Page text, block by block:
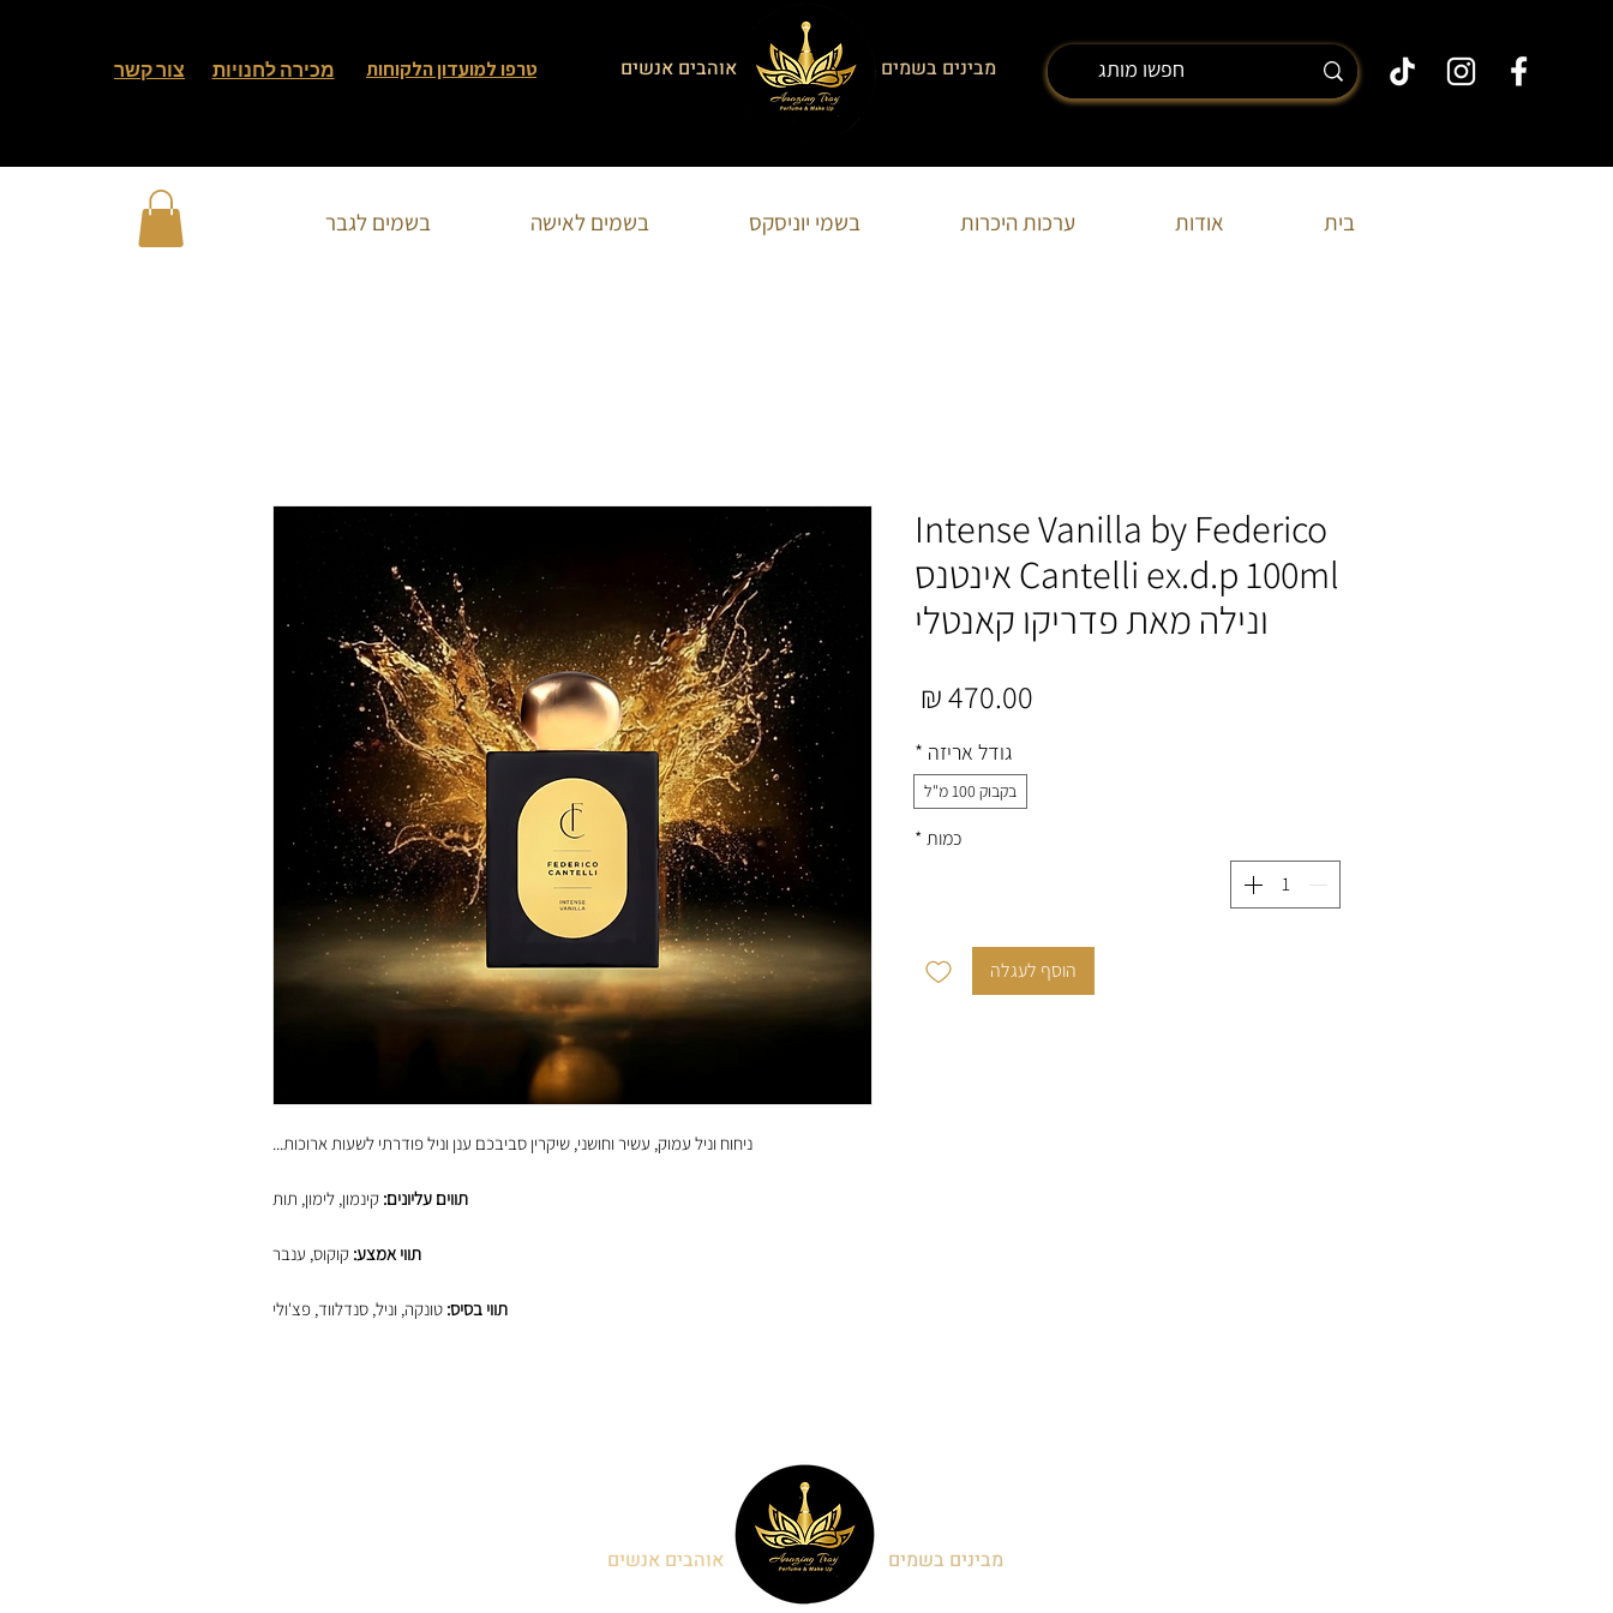
צור קשר מכירה לחנויות הצטרפו למועדון הלקוחות אוהבים אנשים מבינים בשמים
בית אודות ערכות היכרות בשמי יוניסקס בשמים לאישה בשמים לגבר
ניחוח וניל עמוק, עשיר וחושני, שיקרין סביבכם ענן וניל פודרתי לשעות ארוכות...
תווים עליונים: קינמון, לימון, תות
תווי אמצע: קוקוס, ענבר
תווי בסיס: טונקה, וניל, סנדלווד, פצ'ולי
Intense Vanilla by Federico
Cantelli ex.d.p 100ml אינטנס
ונילה מאת פדריקו קאנטלי
גודל אריזה *
בקבוק 100 מ"ל
כמות*
הוסף לעגלה
אוהבים אנשים מבינים בשמים